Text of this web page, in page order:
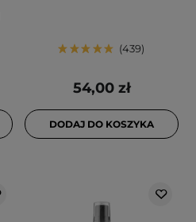
439
54,00 zł
DODAJ DO KOSZYKA